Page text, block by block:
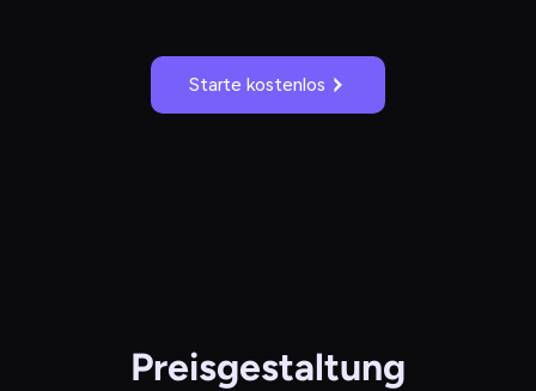
Starte kostenlos
Preisgestaltung